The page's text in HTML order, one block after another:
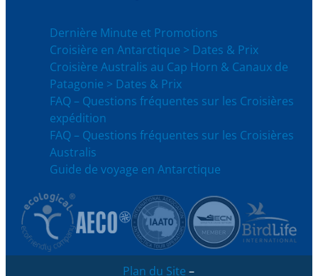
Dernière Minute et Promotions
Croisière en Antarctique > Dates & Prix
Croisière Australis au Cap Horn & Canaux de
Patagonie > Dates & Prix
FAQ – Questions fréquentes sur les Croisières
expédition
FAQ – Questions fréquentes sur les Croisières
Australis
Guide de voyage en Antarctique
Plan du Site –